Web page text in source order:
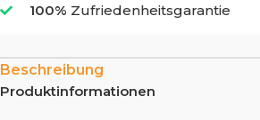
100% Zufriedenheitsgarantie
Beschreibung
Produktinformationen